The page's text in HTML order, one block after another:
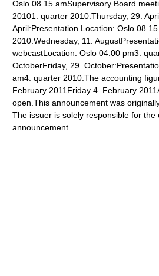
Oslo 08.15 amSupervisory Board
20101. quarter 2010:Thursday, 29.
April:Presentation Location: Oslo
2010:Wednesday, 11.
webcastLocation: Oslo 04.00 pm3.
OctoberFriday, 29.
am4. quarter 2010:The accounting
February 2011Friday 4. February
open.This announcement was
The issuer is solely responsible for the
announcement.